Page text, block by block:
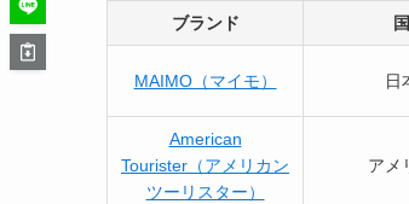
ブランド 国
MAIMO（マイモ） 日
American
Tourister（アメリカン
ツーリスター）
アメ